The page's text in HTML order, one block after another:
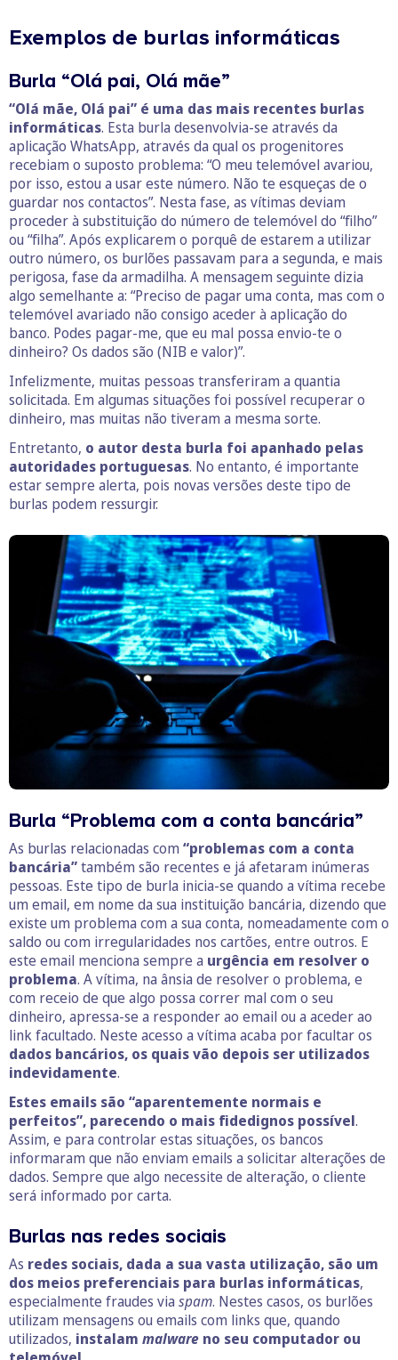
Exemplos de burlas informáticas
Burla “Olá pai, Olá mãe”
“Olá mãe, Olá pai” é uma das mais recentes burlas
informáticas. Esta burla desenvolvia-se através da
aplicação WhatsApp, através da qual os progenitores
recebiam o suposto problema: “O meu telemóvel avariou,
por isso, estou a usar este número. Não te esqueças de o
guardar nos contactos”. Nesta fase, as vítimas deviam
proceder à substituição do número de telemóvel do “filho”
ou “filha”. Após explicarem o porquê de estarem a utilizar
outro número, os burlões passavam para a segunda, e mais
perigosa, fase da armadilha. A mensagem seguinte dizia
algo semelhante a: “Preciso de pagar uma conta, mas com o
telemóvel avariado não consigo aceder à aplicação do
banco. Podes pagar-me, que eu mal possa envio-te o
dinheiro? Os dados são (NIB e valor)”.
Infelizmente, muitas pessoas transferiram a quantia
solicitada. Em algumas situações foi possível recuperar o
dinheiro, mas muitas não tiveram a mesma sorte.
Entretanto, o autor desta burla foi apanhado pelas
autoridades portuguesas. No entanto, é importante
estar sempre alerta, pois novas versões deste tipo de
burlas podem ressurgir.
Burla “Problema com a conta bancária”
As burlas relacionadas com “problemas com a conta
bancária”também são recentes e já afetaram inúmeras
pessoas. Este tipo de burla inicia-se quando a vítima recebe
um email, em nome da sua instituição bancária, dizendo que
existe um problema com a sua conta, nomeadamente com o
saldo ou com irregularidades nos cartões, entre outros. E
este email menciona sempre a urgência em resolver o
problema. A vítima, na ânsia de resolver o problema, e
com receio de que algo possa correr mal com o seu
dinheiro, apressa-se a responder ao email ou a aceder ao
link facultado. Neste acesso a vítima acaba por facultar os
dados bancários, os quais vão depois ser utilizados
indevidamente.
Estes emails são “aparentemente normais e
perfeitos”, parecendo o mais fidedignos possível.
Assim, e para controlar estas situações, os bancos
informaram que não enviam emails a solicitar alterações de
dados. Sempre que algo necessite de alteração, o cliente
será informado por carta.
Burlas nas redes sociais
As redes sociais, dada a sua vasta utilização, são um
dos meios preferenciais para burlas informáticas,
especialmente fraudes via spam. Nestes casos, os burlões
utilizam mensagens ou emails com links que, quando
utilizados, instalam malware no seu computador ou